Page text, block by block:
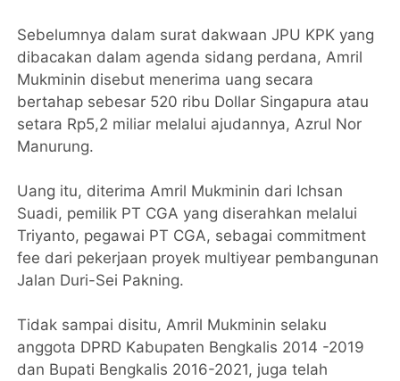
Sebelumnya dalam surat dakwaan JPU KPK yang
dibacakan dalam agenda sidang perdana, Amril
Mukminin disebut menerima uang secara
bertahap sebesar 520 ribu Dollar Singapura atau
setara Rp5,2 miliar melalui ajudannya, Azrul Nor
Manurung.
Uang itu, diterima Amril Mukminin dari Ichsan
Suadi, pemilik PT CGA yang diserahkan melalui
Triyanto, pegawai PT CGA, sebagai commitment
fee dari pekerjaan proyek multiyear pembangunan
Jalan Duri-Sei Pakning.
Tidak sampai disitu, Amril Mukminin selaku
anggota DPRD Kabupaten Bengkalis 2014 -2019
dan Bupati Bengkalis 2016-2021, juga telah